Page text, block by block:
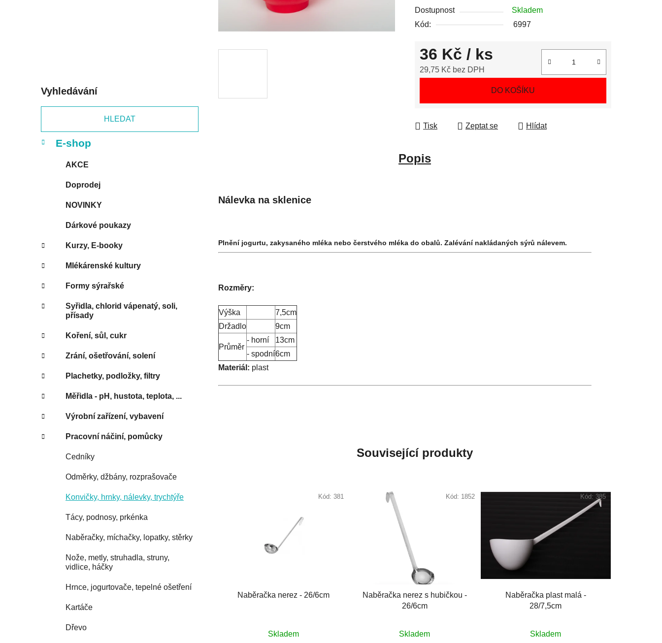
Vyhledávání
HLEDAT
kategorie
K
a
E-shop
AKCE
Doprodej
NOVINKY
Dárkové poukazy
Kurzy, E-booky
Mlékárenské kultury
Formy sýrařské
Syřidla, chlorid vápenatý, soli,
přísady
Koření, sůl, cukr
Zrání, ošetřování, solení
Plachetky, podložky, filtry
Měřidla - pH, hustota, teplota, ...
Výrobní zařízení, vybavení
Pracovní náčiní, pomůcky
Cedníky
Odměrky, džbány, rozprašovače
Konvičky, hrnky, nálevky, trychtýře
Tácy, podnosy, prkénka
Naběračky, míchačky, lopatky, stěrky
Nože, metly, struhadla, struny,
vidlice, háčky
Hrnce, jogurtovače, tepelné ošetření
Kartáče
Dřevo
Dostupnost
Skladem
Kód:
6997
36 Kč / ks
29,75 Kč bez DPH
DO KOŠÍKU
Tisk Zeptat se Hlídat
Popis
Nálevka na sklenice
Plnění jogurtu, zakysaného mléka nebo čerstvého mléka do obalů. Zalévání nakládaných sýrů nálevem.
Rozměry:
Výška
7,5cm
Držadlo
9cm
Průměr
- horní
13cm
- spodní6cm
Materiál: plast
Související produkty
Naběračka nerez - 26/6cm
Skladem
Kód: 381
Naběračka nerez s hubičkou -
26/6cm
Skladem
Kód: 1852
Naběračka plast malá -
28/7,5cm
Skladem
Kód: 385